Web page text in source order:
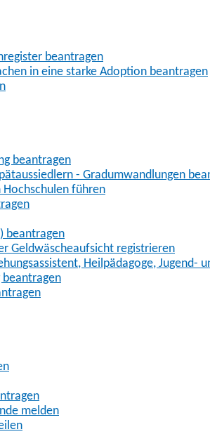
beantragen
in eine starke Adoption beantragen
beantragen
- Gradumwandlungen
Hochschulen führen
beantragen
Geldwäscheaufsicht registrieren
Heilpädagoge, Jugend-
beantragen
melden